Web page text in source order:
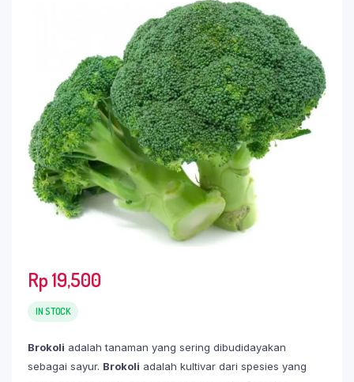
Rp19,500
IN STOCK
Brokoli adalah tanaman yang sering dibudidayakan
sebagai sayur. Brokoli adalah kultivar dari spesies yang